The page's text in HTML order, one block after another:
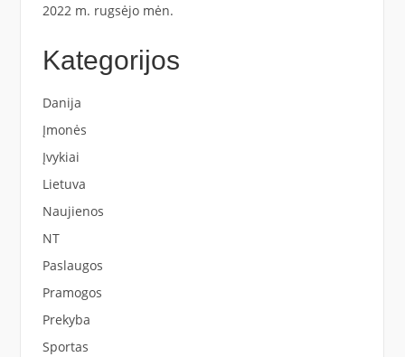
2022 m. rugsėjo mėn.
Kategorijos
Danija
Įmonės
Įvykiai
Lietuva
Naujienos
NT
Paslaugos
Pramogos
Prekyba
Sportas